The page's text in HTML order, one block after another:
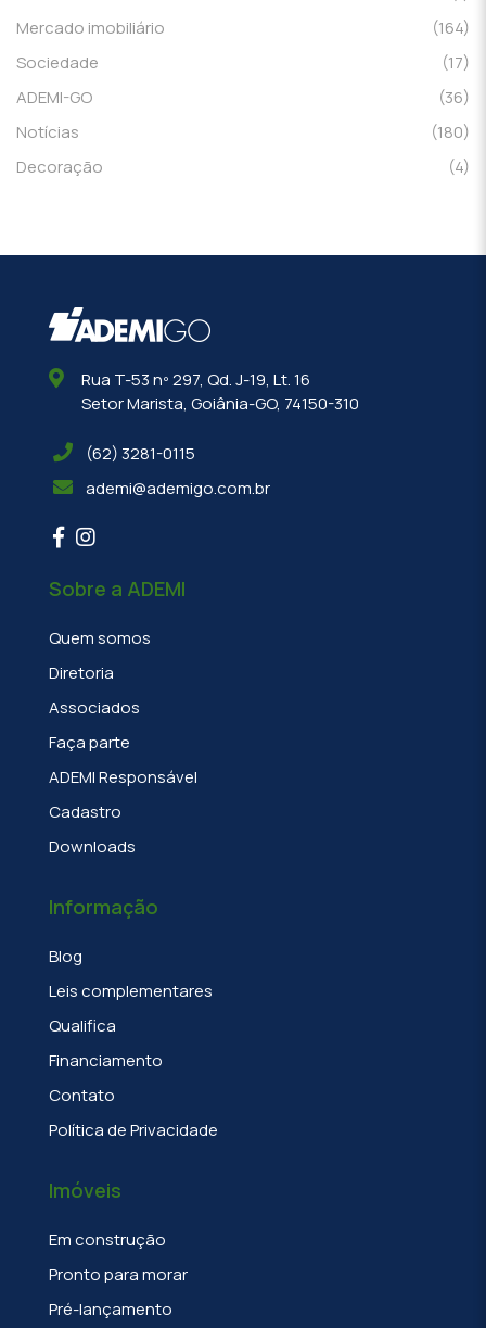
Mercado imobiliário
(164)
Sociedade
(17)
ADEMI-GO
(36)
Notícias
(180)
Decoração
(4)
Rua T-53 nº 297, Qd. J-19, Lt. 16
Setor Marista, Goiânia-GO, 74150-310
(62) 3281-0115
ademi@ademigo.com.br
Sobre a ADEMI
Quem somos
Diretoria
Associados
Faça parte
ADEMI Responsável
Cadastro
Downloads
Informação
Blog
Leis complementares
Qualifica
Financiamento
Contato
Política de Privacidade
Imóveis
Em construção
Pronto para morar
Pré-lançamento